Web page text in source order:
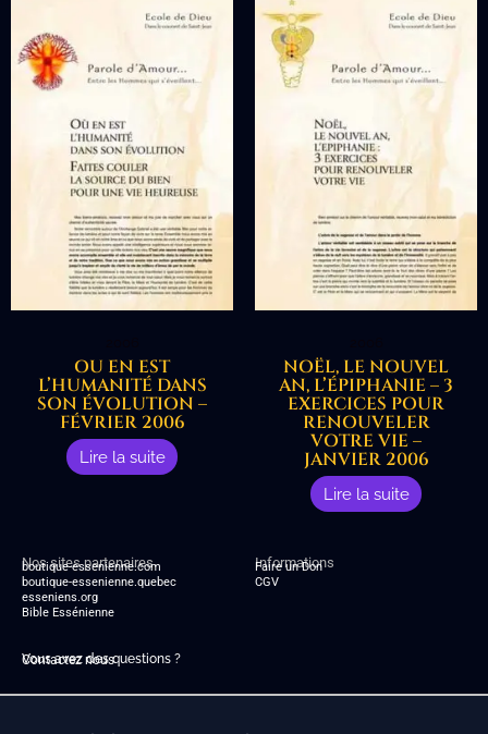
OU EN EST
L’HUMANITÉ DANS
SON ÉVOLUTION –
FÉVRIER 2006
Lire la suite
NOËL, LE NOUVEL
AN, L’ÉPIPHANIE – 3
EXERCICES POUR
RENOUVELER
VOTRE VIE –
JANVIER 2006
Lire la suite
Nos sites partenaires
boutique-essenienne.com
boutique-essenienne.quebec
esseniens.org
Bible Essénienne
Informations
Faire un Don
CGV
Vous avez des questions ?
Contactez nous